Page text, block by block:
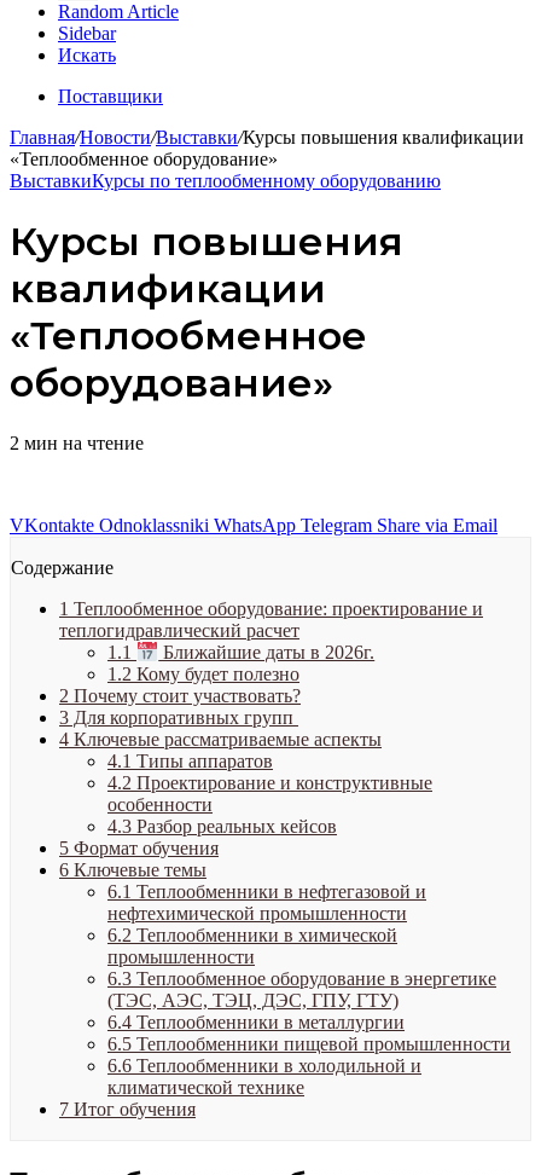
Random Article
Sidebar
Искать
Поставщики
Главная/Новости/Выставки/Курсы повышения квалификации
«Теплообменное оборудование»
ВыставкиКурсы по теплообменному оборудованию
Курсы повышения
квалификации
«Теплообменное
оборудование»
2 мин на чтение
VKontakte Odnoklassniki WhatsApp Telegram Share via Email
Содержание
1 Теплообменное оборудование: проектирование и
теплогидравлический расчет
1.1
Ближайшие даты в 2026г.
1.2 Кому будет полезно
2 Почему стоит участвовать?
3 Для корпоративных групп
4 Ключевые рассматриваемые аспекты
4.1 Типы аппаратов
4.2 Проектирование и конструктивные
особенности
4.3 Разбор реальных кейсов
5 Формат обучения
6 Ключевые темы
6.1 Теплообменники в нефтегазовой и
нефтехимической промышленности
6.2 Теплообменники в химической
промышленности
6.3 Теплообменное оборудование в энергетике
(ТЭС, АЭС, ТЭЦ, ДЭС, ГПУ, ГТУ)
6.4 Теплообменники в металлургии
6.5 Теплообменники пищевой промышленности
6.6 Теплообменники в холодильной и
климатической технике
7 Итог обучения